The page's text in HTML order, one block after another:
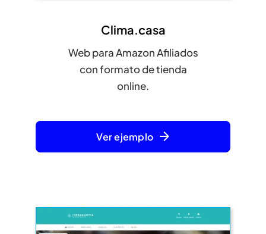
Clima.casa
Web para Amazon Afiliados
con formato de tienda
online.
Ver ejemplo